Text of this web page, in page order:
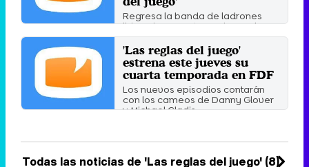
Regresa la banda de ladrones
liderada por Nate Ford, papel que
encarga el actor Timothy ...
Miércoles 28 Agosto 2013 21:23
'Las reglas del juego'
estrena este jueves su
cuarta temporada en FDF
Los nuevos episodios contarán
con los cameos de Danny Glover
y Michael Gladis.
Todas las noticias de 'Las reglas del juego' (8)